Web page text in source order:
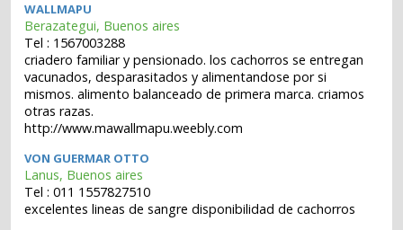
WALLMAPU
Berazategui, Buenos aires
Tel : 1567003288
criadero familiar y pensionado. los cachorros se entregan
vacunados, desparasitados y alimentandose por si
mismos. alimento balanceado de primera marca. criamos
otras razas.
http://www.mawallmapu.weebly.com
VON GUERMAR OTTO
Lanus, Buenos aires
Tel : 011 1557827510
excelentes lineas de sangre disponibilidad de cachorros